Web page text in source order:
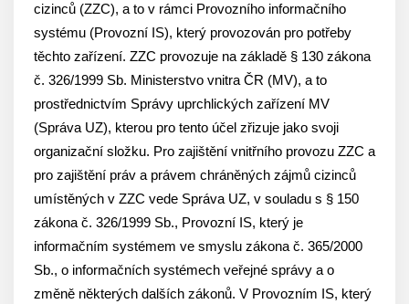
cizinců (ZZC), a to v rámci Provozního informačního
systému (Provozní IS), který provozován pro potřeby
těchto zařízení. ZZC provozuje na základě § 130 zákona
č. 326/1999 Sb. Ministerstvo vnitra ČR (MV), a to
prostřednictvím Správy uprchlických zařízení MV
(Správa UZ), kterou pro tento účel zřizuje jako svoji
organizační složku. Pro zajištění vnitřního provozu ZZC a
pro zajištění práv a právem chráněných zájmů cizinců
umístěných v ZZC vede Správa UZ, v souladu s § 150
zákona č. 326/1999 Sb., Provozní IS, který je
informačním systémem ve smyslu zákona č. 365/2000
Sb., o informačních systémech veřejné správy a o
změně některých dalších zákonů. V Provozním IS, který